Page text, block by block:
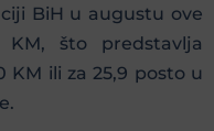
BiH u augustu ove
KM, što predstavlja
ili za 25,9 posto u